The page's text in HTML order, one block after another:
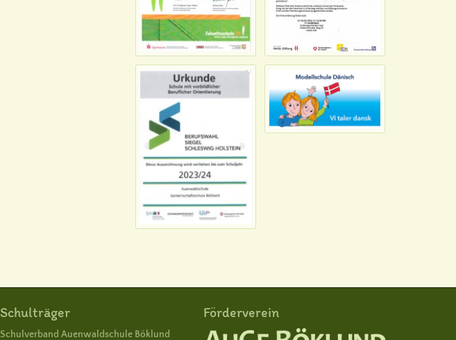
Schulträger
Schulverband Auenwaldschule Böklund
Förderverein